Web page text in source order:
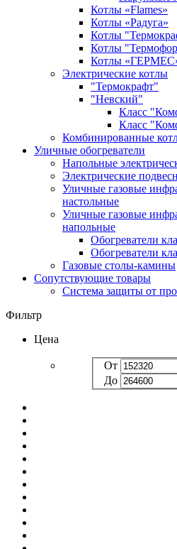
Котлы «Flames»
Котлы «Радуга»
Котлы
Котлы
Котлы
Электрические котлы
"Термокрафт"
"Невский"
Класс
Класс
Комбинированные
Уличные обогреватели
Напольные
Электрические
Уличные газовые
настольные
Уличные газовые
напольные
Обогреватели
Обогреватели
Газовые столы-камины
Сопутствующие товары
Система защиты от
Фильтр
Цена
От
До